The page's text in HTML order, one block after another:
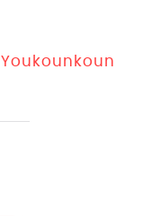
Youkounkoun